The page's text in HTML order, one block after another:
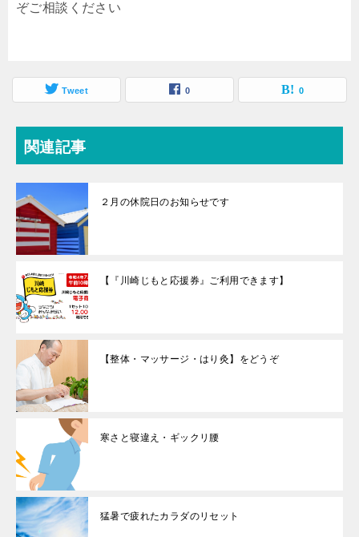
ぞご相談ください
Tweet 0 0
関連記事
２月の休院日のお知らせです
【『川崎じもと応援券』ご利用できます】
【整体・マッサージ・はり灸】をどうぞ
寒さと寝違え・ギックリ腰
猛暑で疲れたカラダのリセット